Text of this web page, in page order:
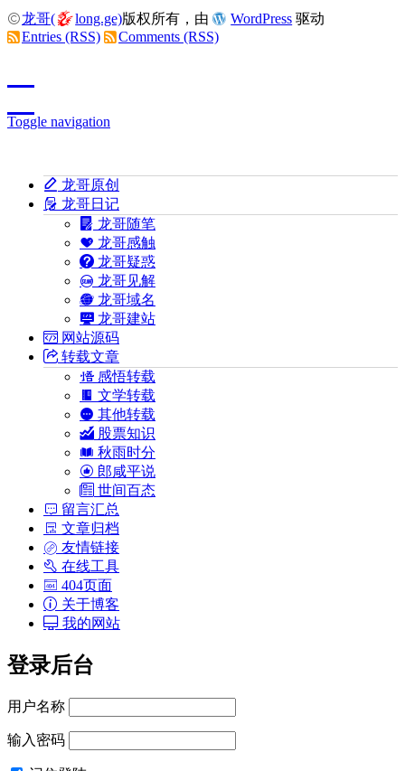
龙哥( long.ge)版权所有，由 WordPress 驱动
Entries (RSS)
Comments (RSS)
Toggle navigation
龙哥原创
龙哥日记
龙哥随笔
龙哥感触
龙哥疑惑
龙哥见解
龙哥域名
龙哥建站
网站源码
转载文章
感悟转载
文学转载
其他转载
股票知识
秋雨时分
郎咸平说
世间百态
留言汇总
文章归档
友情链接
在线工具
404页面
关于博客
我的网站
登录后台
用户名称
输入密码